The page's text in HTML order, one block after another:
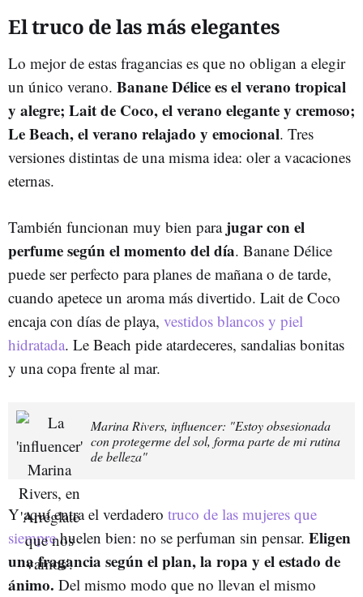
El truco de las más elegantes
Lo mejor de estas fragancias es que no obligan a elegir
un único verano. Banane Délice es el verano tropical
y alegre; Lait de Coco, el verano elegante y cremoso;
Le Beach, el verano relajado y emocional. Tres
versiones distintas de una misma idea: oler a vacaciones
eternas.
También funcionan muy bien para jugar con el
perfume según el momento del día. Banane Délice
puede ser perfecto para planes de mañana o de tarde,
cuando apetece un aroma más divertido. Lait de Coco
encaja con días de playa, vestidos blancos y piel
hidratada. Le Beach pide atardeceres, sandalias bonitas
y una copa frente al mar.
Marina Rivers, influencer: "Estoy obsesionada
con protegerme del sol, forma parte de mi rutina
de belleza"
Y aquí entra el verdadero truco de las mujeres que
siemprehuelen bien: no se perfuman sin pensar. Eligen
una fragancia según el plan, la ropa y el estado de
ánimo. Del mismo modo que no llevan el mismo